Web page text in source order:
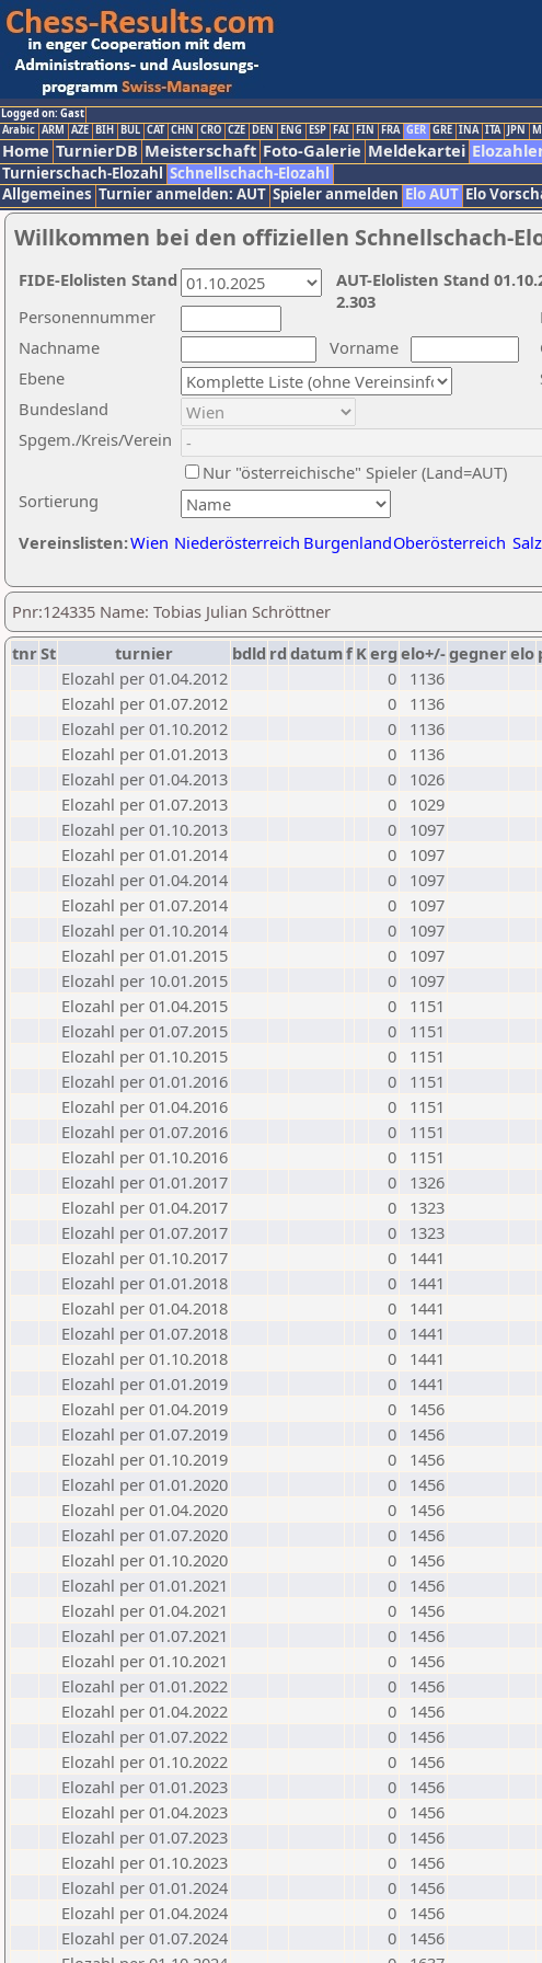
Logged on: Gast
Arabic ARM AZE BIH BUL CAT CHN CRO CZE DEN ENG ESP FAI FIN FRA GER GRE INA ITA JPN
Home TurnierDB Meisterschaft Foto-Galerie Meldekartei
Turnierschach-Elozahl Schnellschach-Elozahl
Allgemeines Turnier anmelden: AUT Spieler anmelden Elo AUT Elo
Willkommen bei den offiziellen Schnellschach-
Nachname
Vorname
Ebene
Sortierung
Personennummer
Bundesland
Spgem./Kreis/Verein
Nur "österreichische" Spieler (Land=AUT)
Vereinslisten:Wien Niederösterreich BurgenlandOberösterreich
AUT-Elolisten Stand
2.303
FIDE-Elolisten Stand
Pnr:124335 Name: Tobias Julian Schröttner
tnrSt turnier bdld rd datumf Kerg elo+/-gegnerelo
Elozahl per 01.04.2012
0
1136
Elozahl per 01.07.2012
0
1136
Elozahl per 01.10.2012
0
1136
Elozahl per 01.01.2013
0
1136
Elozahl per 01.04.2013
0
1026
Elozahl per 01.07.2013
0
1029
Elozahl per 01.10.2013
0
1097
Elozahl per 01.01.2014
0
1097
Elozahl per 01.04.2014
0
1097
Elozahl per 01.07.2014
0
1097
Elozahl per 01.10.2014
0
1097
Elozahl per 01.01.2015
0
1097
Elozahl per 10.01.2015
0
1097
Elozahl per 01.04.2015
0
1151
Elozahl per 01.07.2015
0
1151
Elozahl per 01.10.2015
0
1151
Elozahl per 01.01.2016
0
1151
Elozahl per 01.04.2016
0
1151
Elozahl per 01.07.2016
0
1151
Elozahl per 01.10.2016
0
1151
Elozahl per 01.01.2017
0
1326
Elozahl per 01.04.2017
0
1323
Elozahl per 01.07.2017
0
1323
Elozahl per 01.10.2017
0
1441
Elozahl per 01.01.2018
0
1441
Elozahl per 01.04.2018
0
1441
Elozahl per 01.07.2018
0
1441
Elozahl per 01.10.2018
0
1441
Elozahl per 01.01.2019
0
1441
Elozahl per 01.04.2019
0
1456
Elozahl per 01.07.2019
0
1456
Elozahl per 01.10.2019
0
1456
Elozahl per 01.01.2020
0
1456
Elozahl per 01.04.2020
0
1456
Elozahl per 01.07.2020
0
1456
Elozahl per 01.10.2020
0
1456
Elozahl per 01.01.2021
0
1456
Elozahl per 01.04.2021
0
1456
Elozahl per 01.07.2021
0
1456
Elozahl per 01.10.2021
0
1456
Elozahl per 01.01.2022
0
1456
Elozahl per 01.04.2022
0
1456
Elozahl per 01.07.2022
0
1456
Elozahl per 01.10.2022
0
1456
Elozahl per 01.01.2023
0
1456
Elozahl per 01.04.2023
0
1456
Elozahl per 01.07.2023
0
1456
Elozahl per 01.10.2023
0
1456
Elozahl per 01.01.2024
0
1456
Elozahl per 01.04.2024
0
1456
Elozahl per 01.07.2024
0
1456